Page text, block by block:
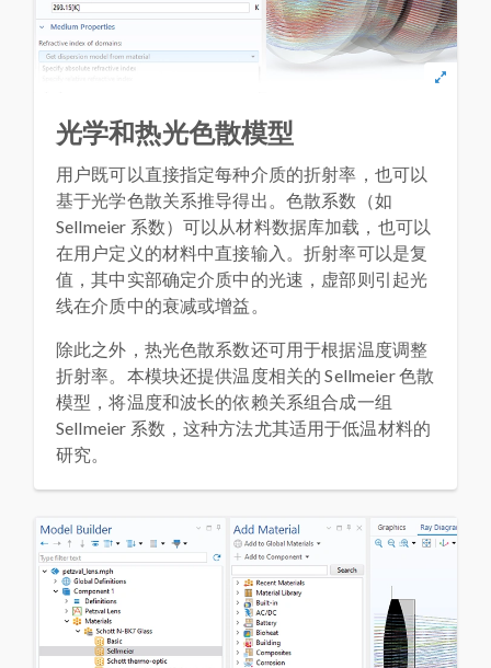
光学和热光色散模型
用户既可以直接指定每种介质的折射率，也可以
基于光学色散关系推导得出。色散系数（如
Sellmeier 系数）可以从材料数据库加载，也可以
在用户定义的材料中直接输入。折射率可以是复
值，其中实部确定介质中的光速，虚部则引起光
线在介质中的衰减或增益。
除此之外，热光色散系数还可用于根据温度调整
折射率。本模块还提供温度相关的 Sellmeier 色散
模型，将温度和波长的依赖关系组合成一组
Sellmeier 系数，这种方法尤其适用于低温材料的
研究。